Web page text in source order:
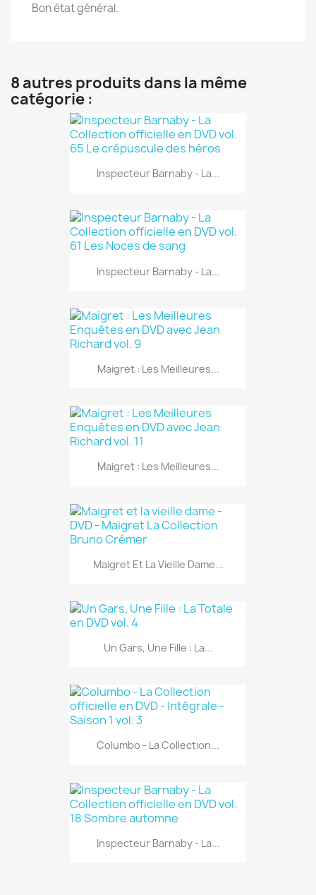
Bon état général.
8 autres produits dans la même
catégorie :
Inspecteur Barnaby - La...
Inspecteur Barnaby - La...
Maigret : Les Meilleures...
Maigret : Les Meilleures...
Maigret Et La Vieille Dame...
Un Gars, Une Fille : La...
Columbo - La Collection...
Inspecteur Barnaby - La...